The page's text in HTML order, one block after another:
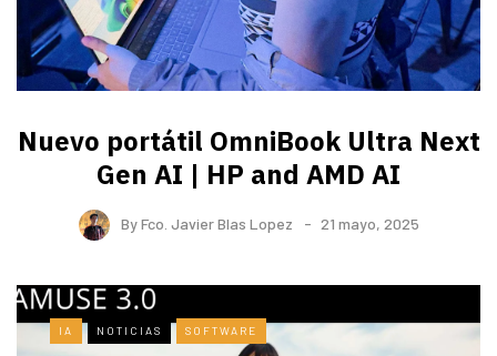
Nuevo portátil OmniBook Ultra ​Next
Gen AI | HP and AMD AI
ByFco. Javier Blas Lopez 21 mayo, 2025
IA NOTICIAS SOFTWARE